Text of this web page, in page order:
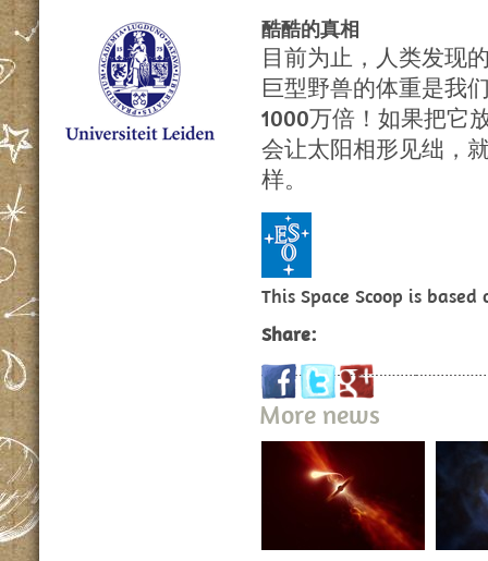
酷酷的真相
目前为止，人类发现
巨型野兽的体重是我
1000万倍！如果把它
会让太阳相形见绌，
样。
This Space Scoop is
Share:
More news